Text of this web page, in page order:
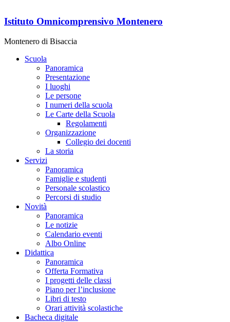
Istituto Omnicomprensivo Montenero
Montenero di Bisaccia
Scuola
Panoramica
Presentazione
I luoghi
Le persone
I numeri della scuola
Le Carte della Scuola
Regolamenti
Organizzazione
Collegio dei docenti
La storia
Servizi
Panoramica
Famiglie e studenti
Personale scolastico
Percorsi di studio
Novità
Panoramica
Le notizie
Calendario eventi
Albo Online
Didattica
Panoramica
Offerta Formativa
I progetti delle classi
Piano per l’inclusione
Libri di testo
Orari attività scolastiche
Bacheca digitale